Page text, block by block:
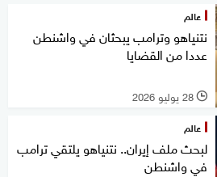
عالم
نتنياهو وترامب يبحثان في واشنطن
عددا من القضايا
l 28 يوليو 2026
عالم
لبحث ملف إيران.. نتنياهو يلتقي ترامب
في واشنطن